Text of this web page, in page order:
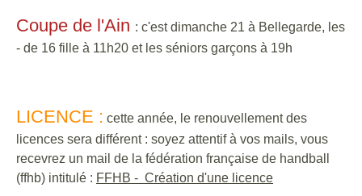
Coupe de l'Ain : c'est dimanche 21 à Bellegarde, les
- de 16 fille à 11h20 et les séniors garçons à 19h
LICENCE : cette année, le renouvellement des
licences sera différent : soyez attentif à vos mails, vous
recevrez un mail de la fédération française de handball
(ffhb) intitulé : FFHB - Création d'une licence